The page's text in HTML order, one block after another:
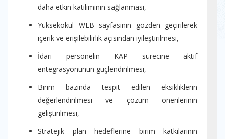
daha etkin katılımının sağlanması,
Yüksekokul WEB sayfasının gözden geçirilerek
içerik ve erişilebilirlik açısından iyileştirilmesi,
İdari personelin KAP sürecine aktif
entegrasyonunun güçlendirilmesi,
Birim bazında tespit edilen eksikliklerin
değerlendirilmesi ve çözüm önerilerinin
geliştirilmesi,
Stratejik plan hedeflerine birim katkılarının